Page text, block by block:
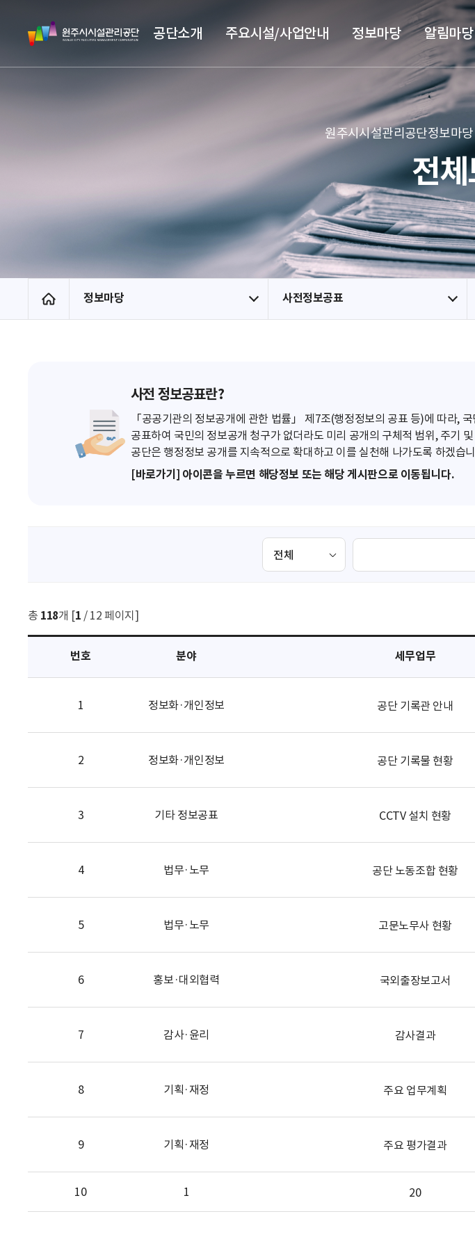
본문 바
메뉴 바
원
주
시
관
단
공단소개 주요시설/사업안내 정보마당 알림마당
원주시시설관리공단정보마
전
홈 정보마당 사전정보공표
사전 정보공표란?
「공공기관의 정보공개에 관한 법률」 제7조(행정정보의 공표 등)에 따라,
공표하여 국민의 정보공개 청구가 없더라도 미리 공개의 구체적 범위, 주기
공단은 행정정보 공개를 지속적으로 확대하고 이를 실천해 나가도록 하겠습
[바로가기] 아이콘을 누르면 해당정보 또는 해당 게시판으로 이동됩니다.
검
총 118개 [1 / 12 페이지]
번호 분야 세무업무
1 정보화·개인정보 공단 기록관 안내
2 정보화·개인정보 공단 기록물 현황
3 기타 정보공표 CCTV 설치 현황
4 법무·노무 공단 노동조합 현황
5 법무·노무 고문노무사 현황
6 홍보·대외협력 국외출장보고서
7 감사·윤리 감사결과
8 기획·재정 주요 업무계획
9 기획·재정 주요 평가결과
10 1 20